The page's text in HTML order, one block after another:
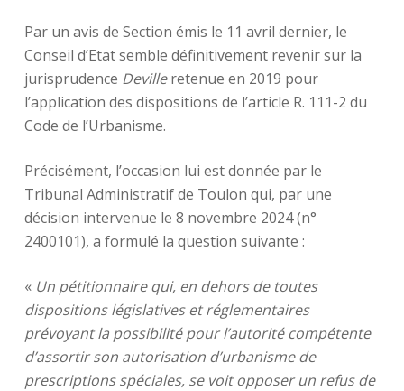
Par un avis de Section émis le 11 avril dernier, le
Conseil d’Etat semble définitivement revenir sur la
jurisprudence Devilleretenue en 2019 pour
l’application des dispositions de l’article R. 111-2 du
Code de l’Urbanisme.
Précisément, l’occasion lui est donnée par le
Tribunal Administratif de Toulon qui, par une
décision intervenue le 8 novembre 2024 (n°
2400101), a formulé la question suivante :
« Un pétitionnaire qui, en dehors de toutes
dispositions législatives et réglementaires
prévoyant la possibilité pour l’autorité compétente
d’assortir son autorisation d’urbanisme de
prescriptions spéciales, se voit opposer un refus de